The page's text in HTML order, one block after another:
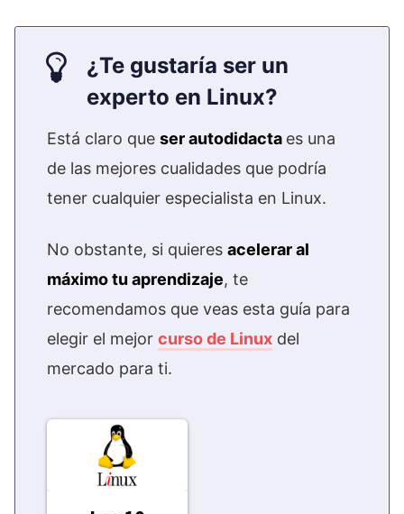
¿Te gustaría ser un
experto en Linux?
Está claro que ser autodidacta es una
de las mejores cualidades que podría
tener cualquier especialista en Linux.
No obstante, si quieres acelerar al
máximo tu aprendizaje, te
recomendamos que veas esta guía para
elegir el mejor curso de Linux del
mercado para ti.